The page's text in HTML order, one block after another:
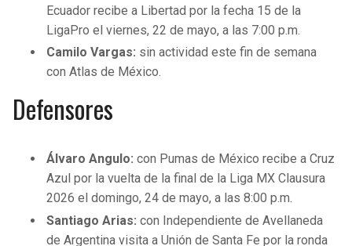
Ecuador recibe a Libertad por la fecha 15 de la
LigaPro el viernes, 22 de mayo, a las 7:00 p.m.
Camilo Vargas: sin actividad este fin de semana
con Atlas de México.
Defensores
Álvaro Angulo: con Pumas de México recibe a Cruz
Azul por la vuelta de la final de la Liga MX Clausura
2026 el domingo, 24 de mayo, a las 8:00 p.m.
Santiago Arias: con Independiente de Avellaneda
de Argentina visita a Unión de Santa Fe por la ronda